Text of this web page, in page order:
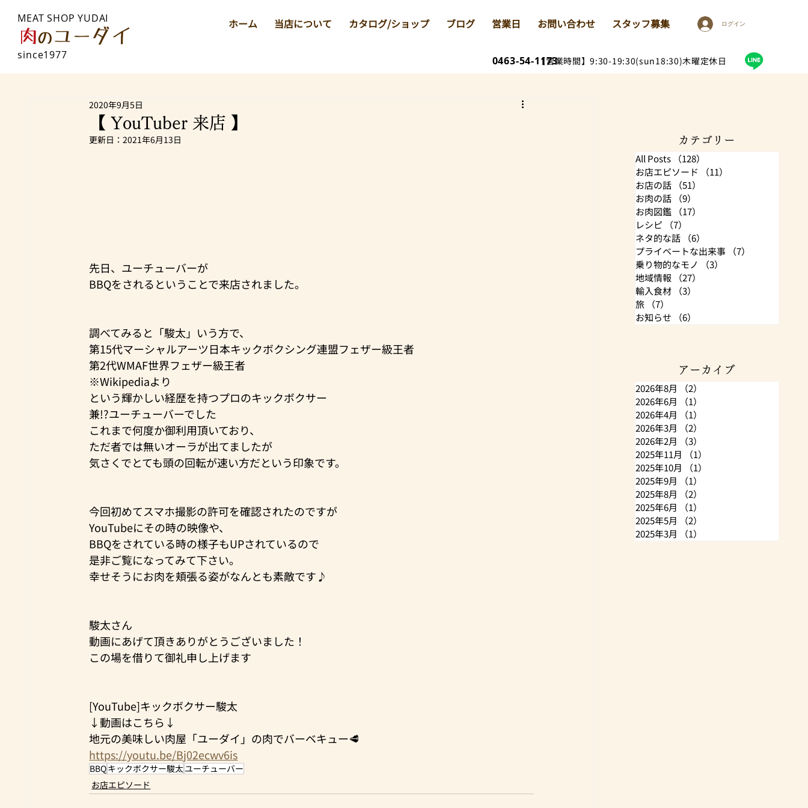
0463-54-1173【営業時間】9:30-19:30(sun18:30)木曜定休日
MEAT SHOP YUDAI
since1977
ホーム 当店について カタログ/ショップ ブログ 営業日 お問い合わせ スタッフ募集 ログイン
【 YouTuber 来店 】
2020年9月5日
更新日：2021年6月13日
先日、ユーチューバーが
BBQをされるということで来店されました。
調べてみると「駿太」いう方で、
第15代マーシャルアーツ日本キックボクシング連盟フェザー級王者
第2代WMAF世界フェザー級王者
※Wikipediaより
という輝かしい経歴を持つプロのキックボクサー
兼!?ユーチューバーでした
これまで何度か御利用頂いており、
ただ者では無いオーラが出てましたが
気さくでとても頭の回転が速い方だという印象です。
今回初めてスマホ撮影の許可を確認されたのですが
YouTubeにその時の映像や、
BBQをされている時の様子もUPされているので
是非ご覧になってみて下さい。
幸せそうにお肉を頬張る姿がなんとも素敵です♪
駿太さん
動画にあげて頂きありがとうございました！
この場を借りて御礼申し上げます
[YouTube]キックボクサー駿太
↓動画はこちら↓
地元の美味しい肉屋「ユーダイ」の肉でバーベキュー🥩
https://youtu.be/Bj02ecwv6is
BBQキックボクサー駿太ユーチューバー
お店エピソード
カテゴリー
All Posts （128）
お店エピソード
（11）
お店の話
（51）
お肉の話
（9）
お肉図鑑
（17）
レシピ
（7）
ネタ的な話
（6）
プライベートな出来事
（7）
乗り物的なモノ
（3）
地域情報
（27）
輸入食材
（3）
旅
（7）
お知らせ
（6）
アーカイブ
2026年8月 （2）
2026年6月
（1）
2026年4月
（1）
2026年3月
（2）
2026年2月
（3）
2025年11月
（1）
2025年10月
（1）
2025年9月
（1）
2025年8月
（2）
2025年6月
（1）
2025年5月
（2）
2025年3月
（1）